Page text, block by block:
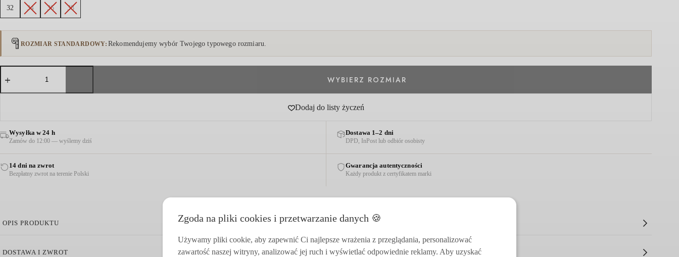
32 34 36 38
ROZMIAR STANDARDOWY Rekomendujemy wybór Twojego typowego rozmiaru.
ilość
SUKNIA
ODKRYTYMI
Dodaj do listy życzeń
Wysyłka w 24 h
Zamów do 12:00 — wyślemy dziś
Dostawa 1–2 dni
DPD, InPost lub odbiór osobisty
14 dni na zwrot
Bezpłatny zwrot na terenie Polski
Gwarancja autentyczności
Każdy produkt z certyfikatem marki
OPIS PRODUKTU
DOSTAWA I ZWROT
Zgoda na pliki cookies i przetwarzanie danych 🍪
Używamy pliki cookie, aby zapewnić Ci najlepsze wrażenia z przeglądania, personalizować
zawartość naszej witryny, analizować jej ruch i wyświetlać odpowiednie reklamy. Aby uzyskać